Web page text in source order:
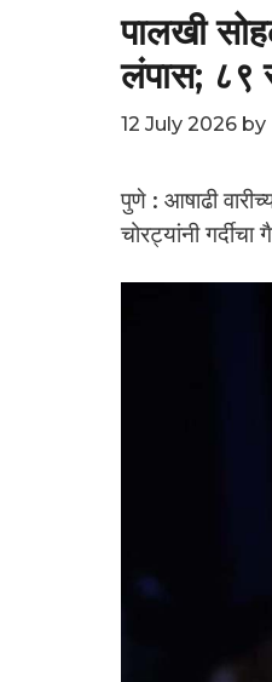
पालखी
लंपास; ८९
12 July 2026 by
पुणे : आषाढी
चोरट्यांनी